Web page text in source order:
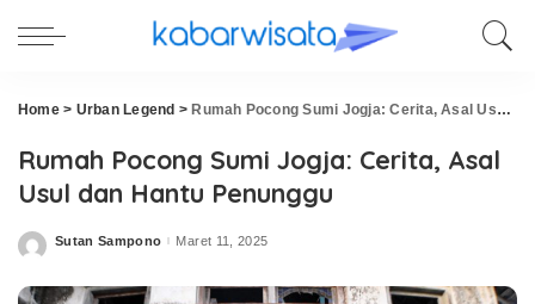
Home> Urban Legend > Rumah Pocong Sumi Jogja: Cerita, Asal Usul dan Hantu Penunggu
Rumah Pocong Sumi Jogja: Cerita, Asal
Usul dan Hantu Penunggu
Posted
Sutan Sampono Maret 11, 2025